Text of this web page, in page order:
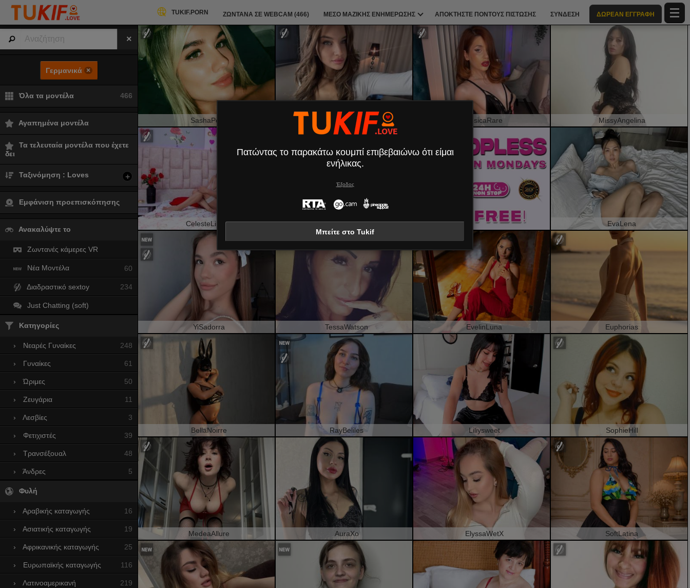
TUKIF.PORN ΖΩΝΤΑΝΆ ΣΕ WEBCAM (466) ΜΕΣΟ ΜΑΖΙΚΗΣ ΕΝΗΜΕΡΩΣΗΣ ΑΠΟΚΤΉΣΤΕ ΠΌΝΤΟΥΣ ΠΊΣΤΩΣΗΣ ΣΎΝΔΕΣΗ ΔΩΡΕΑΝ ΕΓΓΡΑΦΉ
Γερμανικά ×
Όλα τα μοντέλα 466
Αγαπημένα μοντέλα
Τα τελευταία μοντέλα που έχετε
δει
Ταξινόμηση : Loves +
Εμφάνιση προεπισκόπησης
Ανακαλύψτε το
Ζωντανές κάμερες VR
Νέα Μοντέλα 60
Διαδραστικό sextoy 234
Just Chatting (soft)
Κατηγορίες
› Νεαρές Γυναίκες 248
› Γυναίκες 61
› Ώριμες 50
› Ζευγάρια 11
› Λεσβίες 3
› Φετιχιστές 39
› Τρανσέξουαλ 48
› Άνδρες 5
Φυλή
› Αραβικής καταγωγής 16
› Ασιατικής καταγωγής 19
› Αφρικανικής καταγωγής 25
› Ευρωπαϊκής καταγωγής 116
› Λατινοαμερικανή 219
SashaPolet LunaRundlett JesicaRare MissyAngelina
CelesteLincon CelineDyor EvaLena
YiSadorra TessaWatson EvelinLuna Euphorias
BellaNoirre RayBeliles Liliysweet SophieHill
MedeaAllure AuraXo ElyssaWetX SoftLatina
Πατώντας το παρακάτω κουμπί επιβεβαιώνω ότι είμαι
ενήλικας.
Έξοδος
Μπείτε στο Tukif